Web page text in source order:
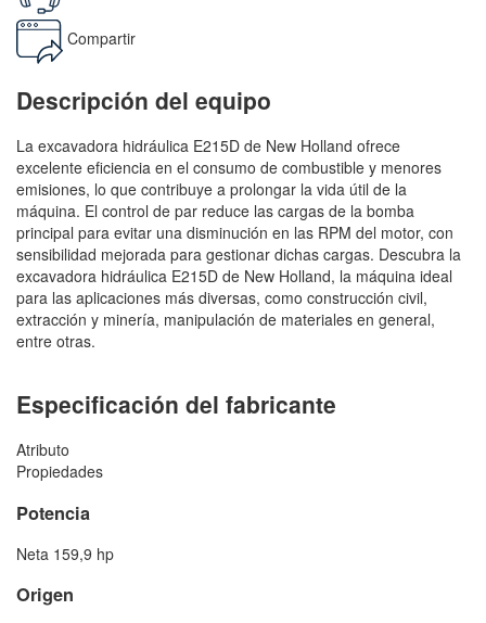
Compartir
Descripción del equipo
La excavadora hidráulica E215D de New Holland ofrece
excelente eficiencia en el consumo de combustible y menores
emisiones, lo que contribuye a prolongar la vida útil de la
máquina. El control de par reduce las cargas de la bomba
principal para evitar una disminución en las RPM del motor, con
sensibilidad mejorada para gestionar dichas cargas. Descubra la
excavadora hidráulica E215D de New Holland, la máquina ideal
para las aplicaciones más diversas, como construcción civil,
extracción y minería, manipulación de materiales en general,
entre otras.
Especificación del fabricante
Atributo
Propiedades
Potencia
Neta 159,9 hp
Origen